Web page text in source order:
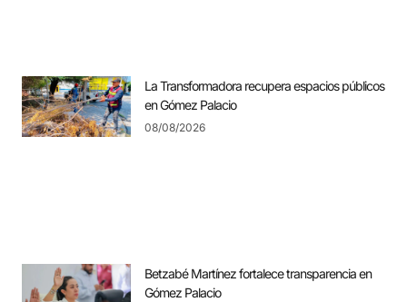
La Transformadora recupera espacios públicos
en Gómez Palacio
08/08/2026
Betzabé Martínez fortalece transparencia en
Gómez Palacio